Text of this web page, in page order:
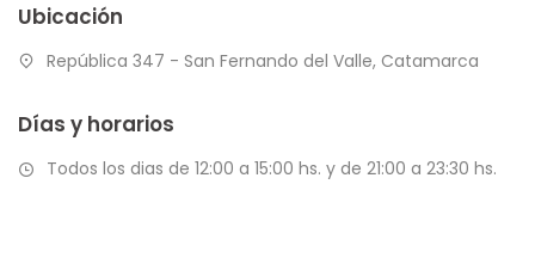
Ubicación
República 347 - San Fernando del Valle, Catamarca
Días y horarios
Todos los dias de 12:00 a 15:00 hs. y de 21:00 a 23:30 hs.